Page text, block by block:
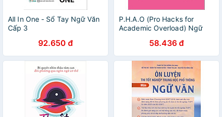
All In One - Sổ Tay Ngữ Văn
Cấp 3
92.650 đ
P.H.A.O (Pro Hacks for
Academic Overload) Ngữ
THPT ĐGNL - WinEdu
58.436 đ